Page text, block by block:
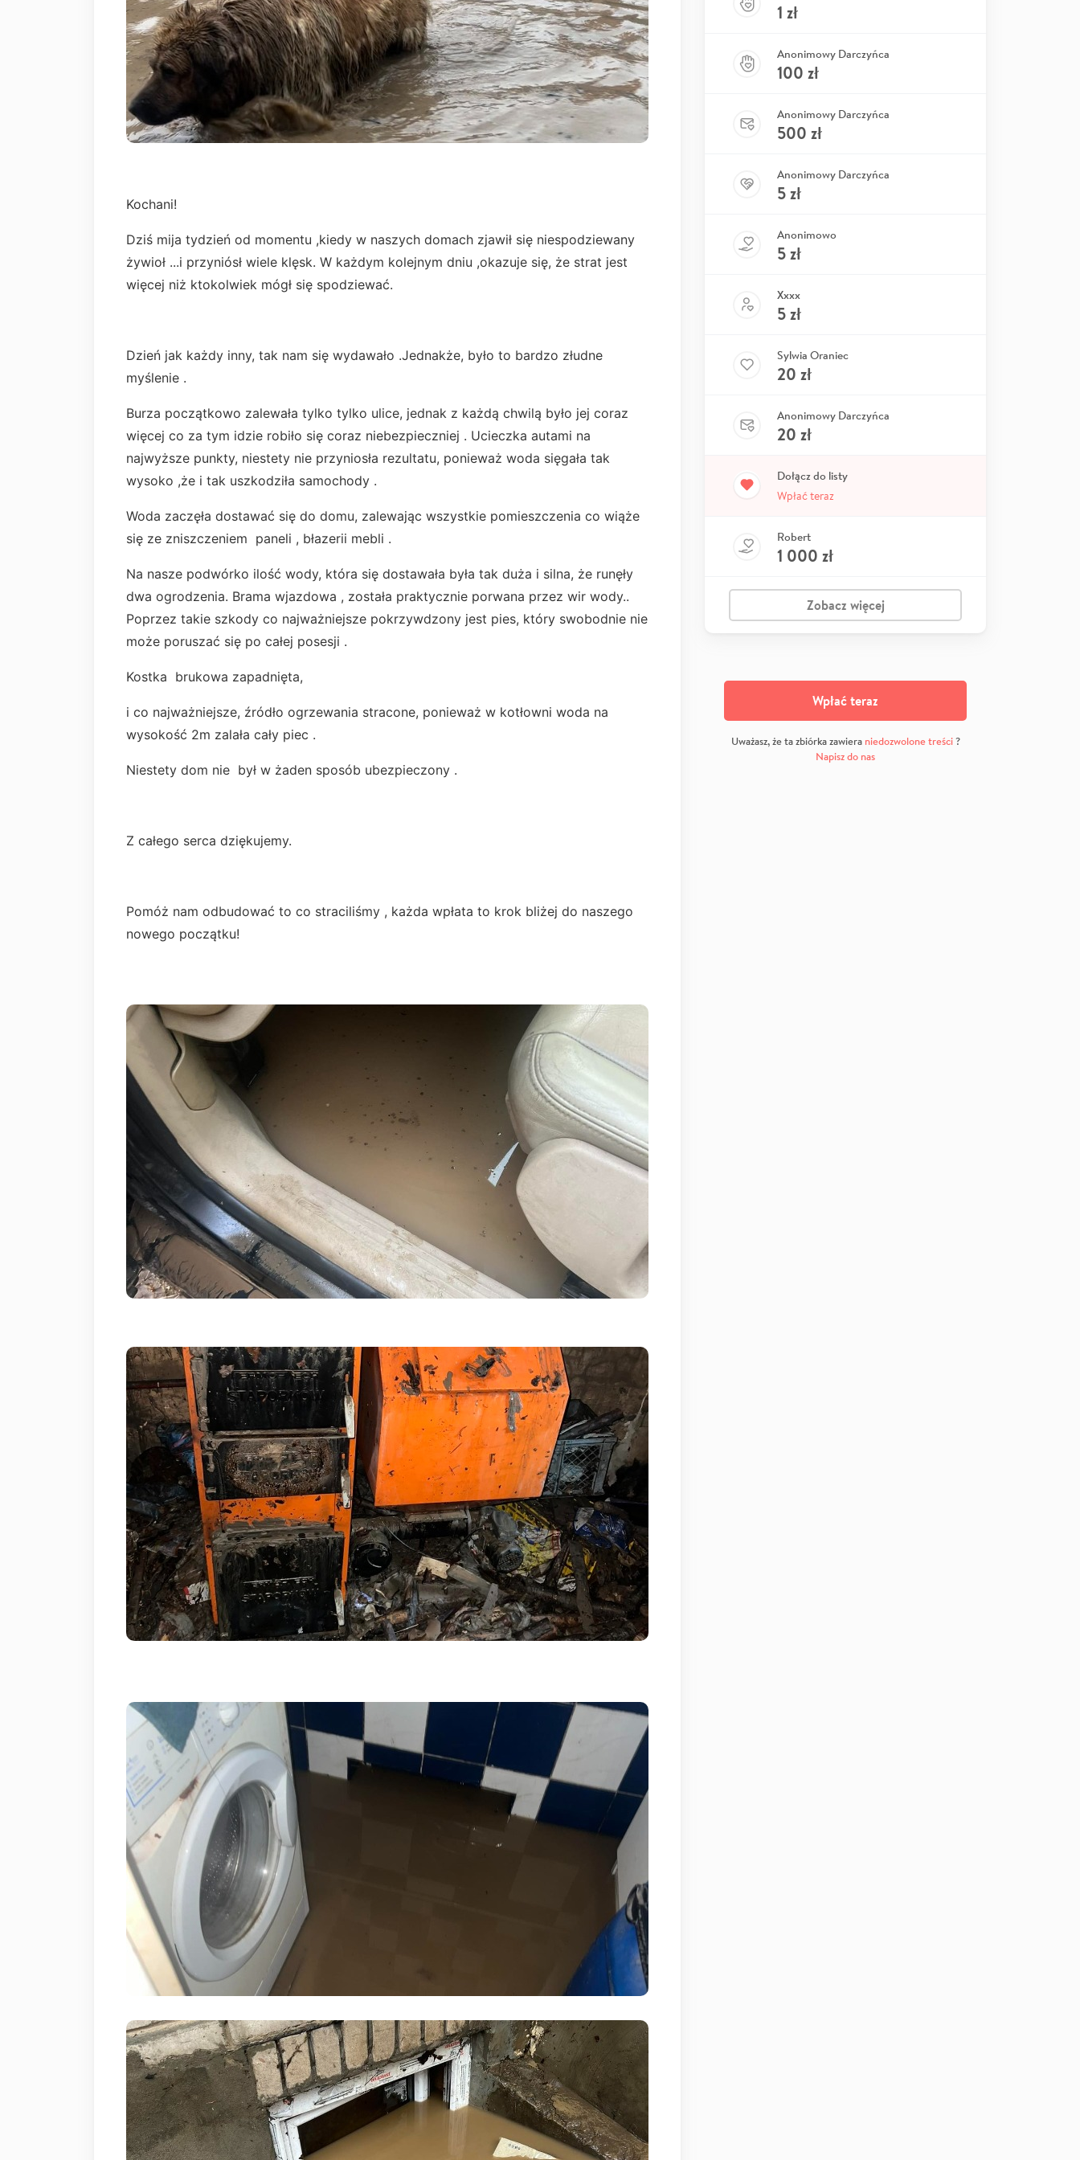
Kochani!
Dziś mija tydzień od momentu ,kiedy w naszych domach zjawił się niespodziewany
żywioł ...i przyniósł wiele klęsk. W każdym kolejnym dniu ,okazuje się, że strat jest
więcej niż ktokolwiek mógł się spodziewać.
Dzień jak każdy inny, tak nam się wydawało .Jednakże, było to bardzo złudne
myślenie .
Burza początkowo zalewała tylko tylko ulice, jednak z każdą chwilą było jej coraz
więcej co za tym idzie robiło się coraz niebezpieczniej . Ucieczka autami na
najwyższe punkty, niestety nie przyniosła rezultatu, ponieważ woda sięgała tak
wysoko ,że i tak uszkodziła samochody .
Woda zaczęła dostawać się do domu, zalewając wszystkie pomieszczenia co wiąże
się ze zniszczeniem paneli , błazerii mebli .
Na nasze podwórko ilość wody, która się dostawała była tak duża i silna, że runęły
dwa ogrodzenia. Brama wjazdowa , została praktycznie porwana przez wir wody..
Poprzez takie szkody co najważniejsze pokrzywdzony jest pies, który swobodnie nie
może poruszać się po całej posesji .
Kostka brukowa zapadnięta,
i co najważniejsze, źródło ogrzewania stracone, ponieważ w kotłowni woda na
wysokość 2m zalała cały piec .
Niestety dom nie był w żaden sposób ubezpieczony .
Z całego serca dziękujemy.
Pomóż nam odbudować to co straciliśmy , każda wpłata to krok bliżej do naszego
nowego początku!
1 zł
Anonimowy Darczyńca
100 zł
Anonimowy Darczyńca
500 zł
Anonimowy Darczyńca
5zł
Anonimowo
5zł
Xxxx
5zł
Sylwia Oraniec
20 zł
Anonimowy Darczyńca
20 zł
Dołącz do listy
Wpłać teraz
Robert
1 000 zł
Zobacz więcej
Wpłać teraz
Uważasz, że ta zbiórka zawiera niedozwolone treści?
Napisz do nas